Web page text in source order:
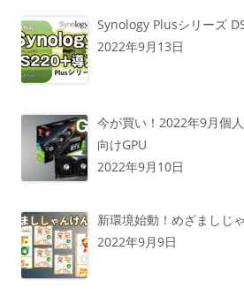
Synology Plusシリーズ
2022年9月13日
今が買い！2022年9月個
向けGPU
2022年9月10日
新環境始動！めざましじ
2022年9月9日